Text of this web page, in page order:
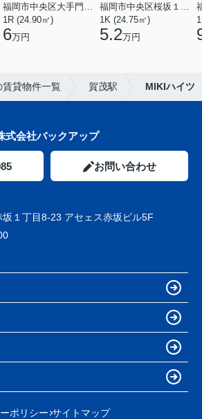
1R (24.90㎡)
6万円
1K (24.75㎡)
5.2万円
貸物件一覧 賀茂駅 MIKIハイツ
式会社バックアップ
お問い合わせ
１丁目8-23 アセェス赤坂ビル5F
ポリシー サイトマップ